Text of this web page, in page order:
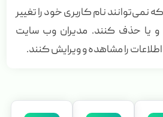
که نمی‌توانند نام کاربری خود را تغییر
و یا حذف کنند. مدیران وب سایت
را مشاهده و ویرایش کنند.